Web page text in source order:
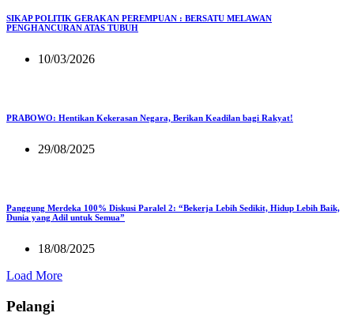
SIKAP POLITIK GERAKAN PEREMPUAN : BERSATU MELAWAN
PENGHANCURAN ATAS TUBUH
10/03/2026
PRABOWO: Hentikan Kekerasan Negara, Berikan Keadilan bagi Rakyat!
29/08/2025
Panggung Merdeka 100% Diskusi Paralel 2: “Bekerja Lebih Sedikit, Hidup Lebih Baik,
Dunia yang Adil untuk Semua”
18/08/2025
Load More
Pelangi